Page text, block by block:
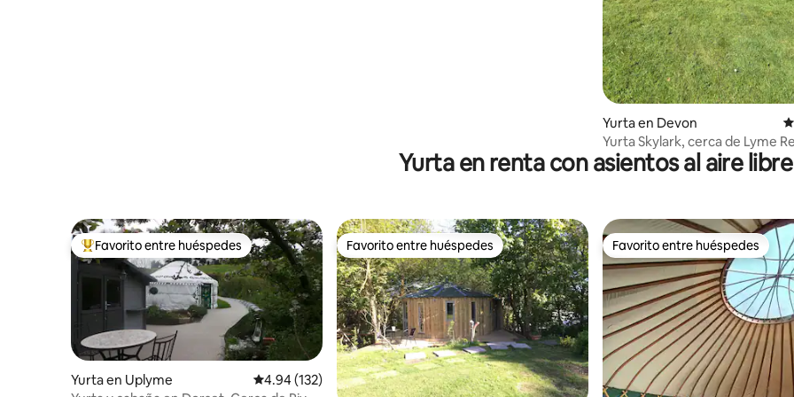
Yurta en Devon
Yurta Skylark, cerca de Lyme
de campo junto al río
Yurta en renta con asientos al aire libre
De los mejores en Favorito entre huéspedes
Favorito entre huéspedes
Yurta en Uplyme Calificación promedio: 4.94 de 5; 132 evaluaciones
4.94 (132)
Favorito entre huéspedes
Favorito entre huéspedes Favorito entre huéspedes
Favorito entre huéspedes